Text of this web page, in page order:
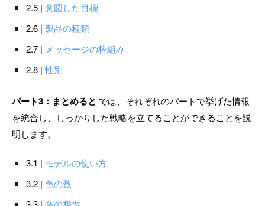
2.5 | 意図した目標
2.6 | 製品の種類
2.7 | メッセージの枠組み
2.8 |性別
パート3：まとめると では、それぞれのパートで挙げた情報
を統合し、しっかりした戦略を立てることができることを説
明します。
3.1 | モデルの使い方
3.2 | 色の数